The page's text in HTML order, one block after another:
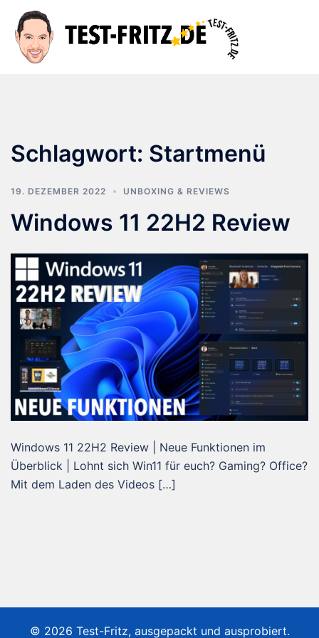
Inhalt
springen
Schlagwort: Startmenü
19. DEZEMBER 2022 UNBOXING & REVIEWS
Windows 11 22H2 Review
Windows 11 22H2 Review | Neue Funktionen im
Überblick | Lohnt sich Win11 für euch? Gaming? Office?
Mit dem Laden des Videos […]
© 2026 Test-Fritz, ausgepackt und ausprobiert.